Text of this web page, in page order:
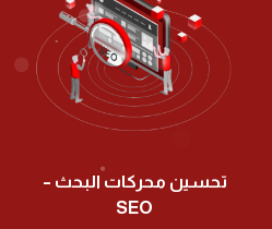
تحسين محركات البحث –
SEO